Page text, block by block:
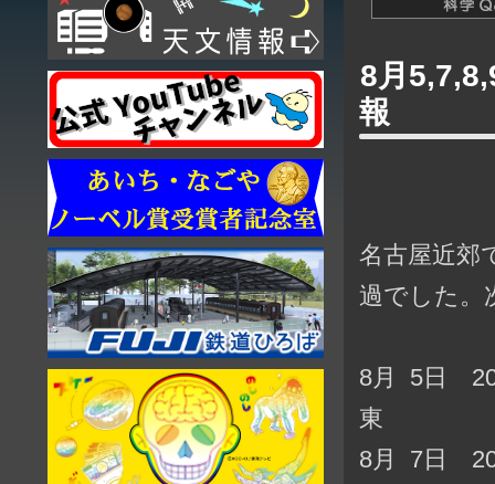
8月
報
名古屋近郊
過でした。
8月 5日
東
8月 7日